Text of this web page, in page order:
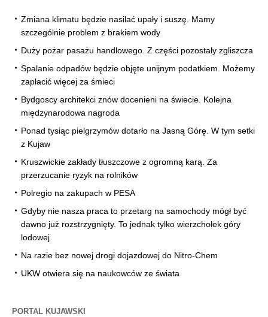
Zmiana klimatu będzie nasilać upały i suszę. Mamy
szczególnie problem z brakiem wody
Duży pożar pasażu handlowego. Z części pozostały zgliszcza
Spalanie odpadów będzie objęte unijnym podatkiem. Możemy
zapłacić więcej za śmieci
Bydgoscy architekci znów docenieni na świecie. Kolejna
międzynarodowa nagroda
Ponad tysiąc pielgrzymów dotarło na Jasną Górę. W tym setki
z Kujaw
Kruszwickie zakłady tłuszczowe z ogromną karą. Za
przerzucanie ryzyk na rolników
Polregio na zakupach w PESA
Gdyby nie nasza praca to przetarg na samochody mógł być
dawno już rozstrzygnięty. To jednak tylko wierzchołek góry
lodowej
Na razie bez nowej drogi dojazdowej do Nitro-Chem
UKW otwiera się na naukowców ze świata
PORTAL KUJAWSKI